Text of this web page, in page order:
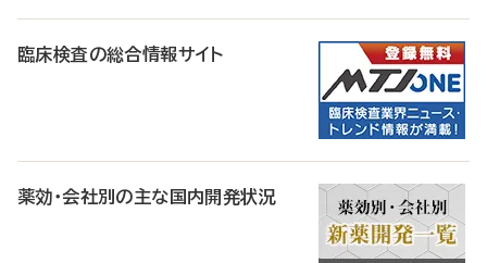
臨床検査の総合情報サイト
薬効・会社別の主な国内開発状況